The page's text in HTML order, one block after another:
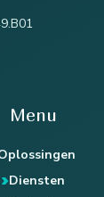
Menu
Diensten